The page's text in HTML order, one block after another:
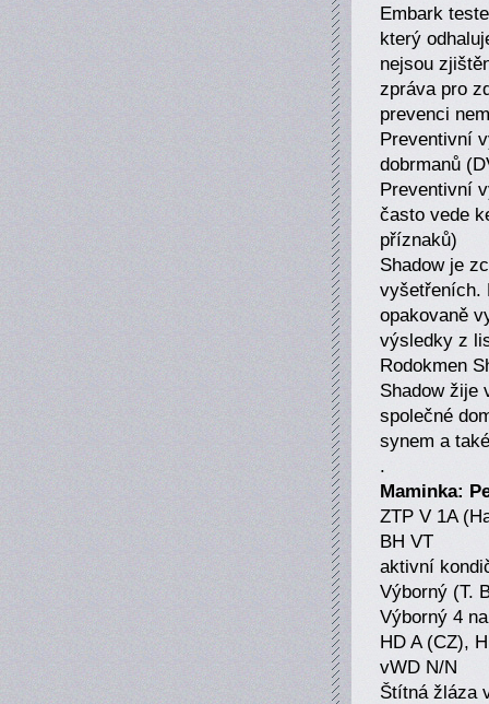
Embark
který
nejsou
zpráva pro
prevenci
Preventivní
dobrmanů
Preventivní
často vede
příznaků)
Shadow je
vyšetřeních.
opakovaně
výsledky z
Rodokmen
Shadow žije
společné
synem a
.
Maminka:
ZTP V 1A
BH VT
aktivní
Výborný (T.
Výborný 4
HD A (CZ),
vWD N/N
Štítná žláza